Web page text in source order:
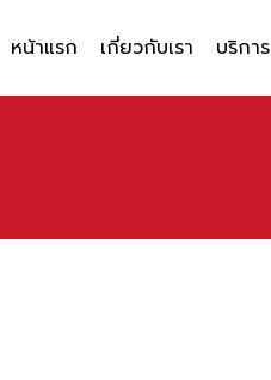
หน้าแรก เกี่ยวกับเรา บริการ